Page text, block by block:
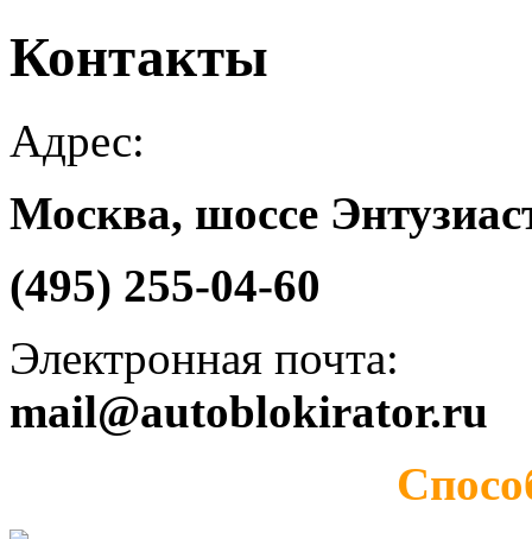
Контакты
Адрес:
Москва, шоссе
(495) 255-04-60
Электронная почта:
mail@autoblokirator.ru